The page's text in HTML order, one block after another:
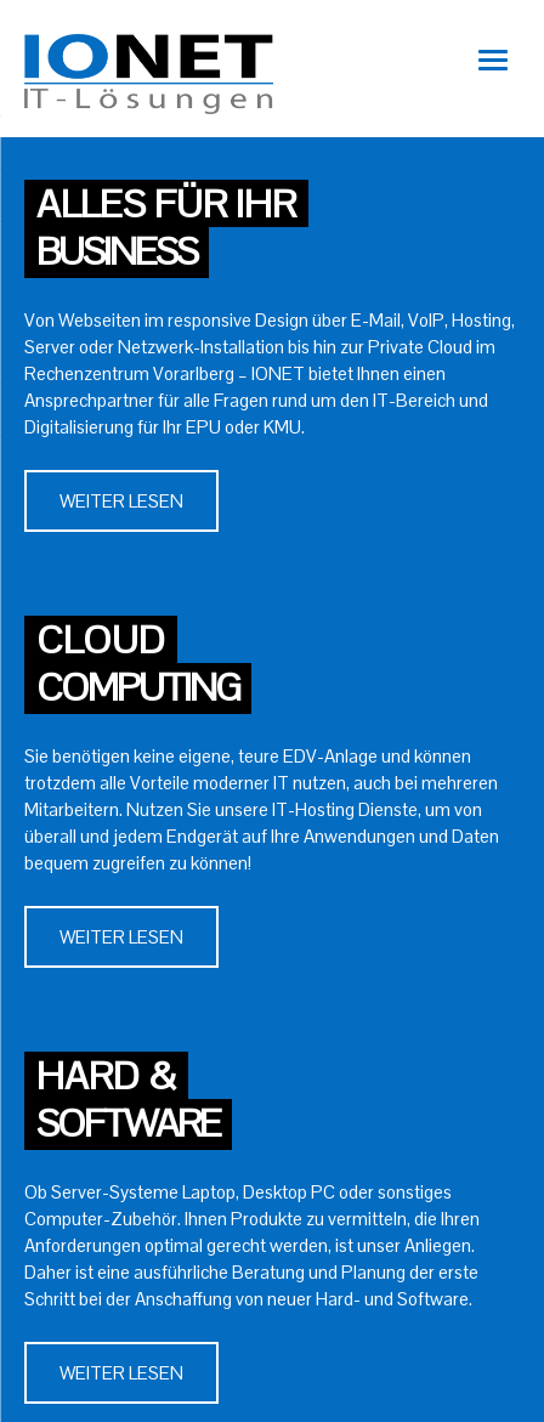
ALLES FÜR IHR
BUSINESS
Von Webseiten im responsive Design über E-Mail, VoIP, Hosting,
Server oder Netzwerk-Installation bis hin zur Private Cloud im
Rechenzentrum Vorarlberg – IONET bietet Ihnen einen
Ansprechpartner für alle Fragen rund um den IT-Bereich und
Digitalisierung für Ihr EPU oder KMU.
WEITER LESEN
CLOUD
COMPUTING
Sie benötigen keine eigene, teure EDV-Anlage und können
trotzdem alle Vorteile moderner IT nutzen, auch bei mehreren
Mitarbeitern. Nutzen Sie unsere IT-Hosting Dienste, um von
überall und jedem Endgerät auf Ihre Anwendungen und Daten
bequem zugreifen zu können!
WEITER LESEN
HARD &
SOFTWARE
Ob Server-Systeme Laptop, Desktop PC oder sonstiges
Computer-Zubehör. Ihnen Produkte zu vermitteln, die Ihren
Anforderungen optimal gerecht werden, ist unser Anliegen.
Daher ist eine ausführliche Beratung und Planung der erste
Schritt bei der Anschaffung von neuer Hard- und Software.
WEITER LESEN